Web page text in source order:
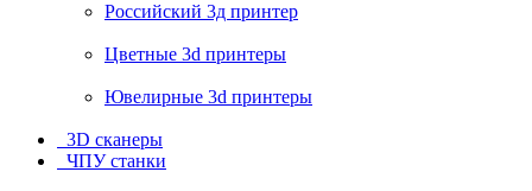
Российский 3д принтер
Цветные 3d принтеры
Ювелирные 3d принтеры
3D сканеры
ЧПУ станки